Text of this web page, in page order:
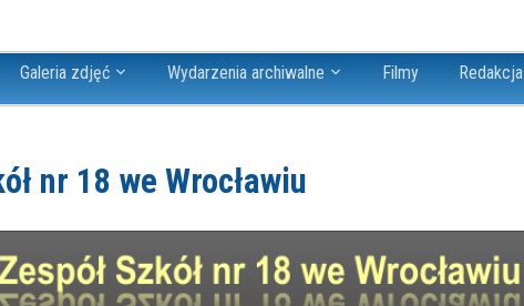
Galeria zdjęć Wydarzenia archiwalne Filmy Redakcja
nr 18 we Wrocławiu